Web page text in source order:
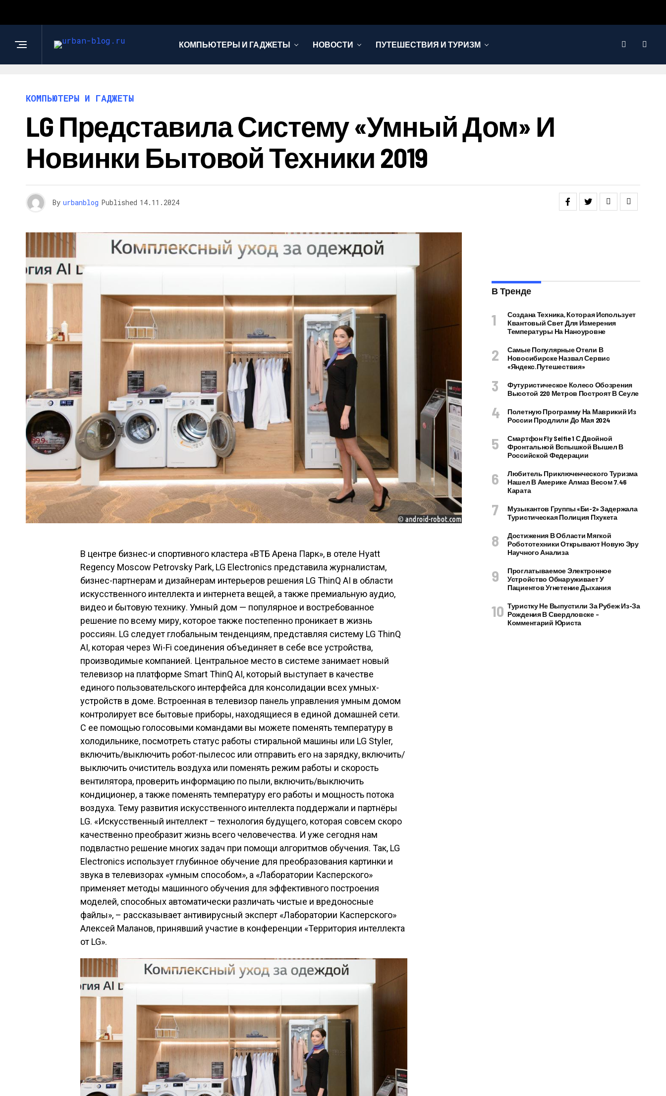
КОМПЬЮТЕРЫ И ГАДЖЕТЫ НОВОСТИ ПУТЕШЕСТВИЯ И ТУРИЗМ
КОМПЬЮТЕРЫ И ГАДЖЕТЫ
LG Представила Систему «Умный Дом» И
Новинки Бытовой Техники 2019
By urbanblog Published 14.11.2024
В центре бизнес-и спортивного кластера «ВТБ Арена Парк», в отеле Hyatt
Regency Moscow Petrovsky Park, LG Electronics представила журналистам,
бизнес-партнерам и дизайнерам интерьеров решения LG ThinQ AI в области
искусственного интеллекта и интернета вещей, а также премиальную аудио,
видео и бытовую технику. Умный дом — популярное и востребованное
решение по всему миру, которое также постепенно проникает в жизнь
россиян. LG следует глобальным тенденциям, представляя систему LG ThinQ
AI, которая через Wi-Fi соединения объединяет в себе все устройства,
производимые компанией. Центральное место в системе занимает новый
телевизор на платформе Smart ThinQ AI, который выступает в качестве
единого пользовательского интерфейса для консолидации всех умных-
устройств в доме. Встроенная в телевизор панель управления умным домом
контролирует все бытовые приборы, находящиеся в единой домашней сети.
С ее помощью голосовыми командами вы можете поменять температуру в
холодильнике, посмотреть статус работы стиральной машины или LG Styler,
включить/выключить робот-пылесос или отправить его на зарядку, включить/
выключить очиститель воздуха или поменять режим работы и скорость
вентилятора, проверить информацию по пыли, включить/выключить
кондиционер, а также поменять температуру его работы и мощность потока
воздуха. Тему развития искусственного интеллекта поддержали и партнёры
LG. «Искусственный интеллект – технология будущего, которая совсем скоро
качественно преобразит жизнь всего человечества. И уже сегодня нам
подвластно решение многих задач при помощи алгоритмов обучения. Так, LG
Electronics использует глубинное обучение для преобразования картинки и
звука в телевизорах «умным способом», а «Лаборатории Касперского»
применяет методы машинного обучения для эффективного построения
моделей, способных автоматически различать чистые и вредоносные
файлы», – рассказывает антивирусный эксперт «Лаборатории Касперского»
Алексей Маланов, принявший участие в конференции «Территория интеллекта
от LG».
В Тренде
Создана Техника, Которая Использует
Квантовый Свет Для Измерения
Температуры На Наноуровне
Самые Популярные Отели В
Новосибирске Назвал Сервис
«Яндекс.Путешествия»
Футуристическое Колесо Обозрения
Высотой 220 Метров Построят В Сеуле
Полетную Программу На Маврикий Из
России Продлили До Мая 2024
Смартфон Fly Selfie 1 С Двойной
Фронтальной Вспышкой Вышел В
Российской Федерации
Любитель Приключенческого Туризма
Нашел В Америке Алмаз Весом 7.46
Карата
Музыкантов Группы «Би-2» Задержала
Туристическая Полиция Пхукета
Достижения В Области Мягкой
Робототехники Открывают Новую Эру
Научного Анализа
Проглатываемое Электронное
Устройство Обнаруживает У
Пациентов Угнетение Дыхания
Туристку Не Выпустили За Рубеж Из-За
Рождения В Свердловске –
Комментарий Юриста